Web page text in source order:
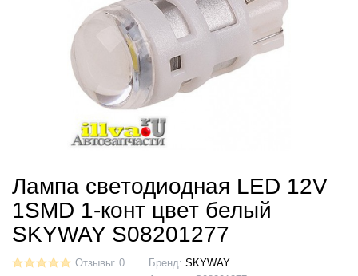
Лампа светодиодная LED 12V
1SMD 1-конт цвет белый
SKYWAY S08201277
Отзывы: 0 Бренд: SKYWAY